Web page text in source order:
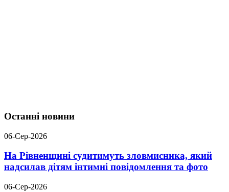
Останні новини
06-Сер-2026
На Рівненщині судитимуть зловмисника, який
надсилав дітям інтимні повідомлення та фото
06-Сер-2026